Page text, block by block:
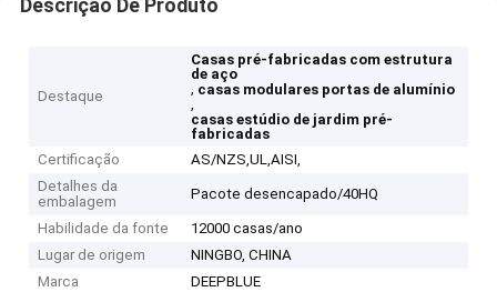
Descrição De Produto
Destaque
Casas pré-fabricadas com estrutura
de aço
, casas modulares portas de alumínio
,
casas estúdio de jardim pré-
fabricadas
Certificação
AS/NZS,UL,AISI,
Detalhes da
embalagem
Pacote desencapado/40HQ
Habilidade da fonte
12000 casas/ano
Lugar de origem
NINGBO, CHINA
Marca
DEEPBLUE